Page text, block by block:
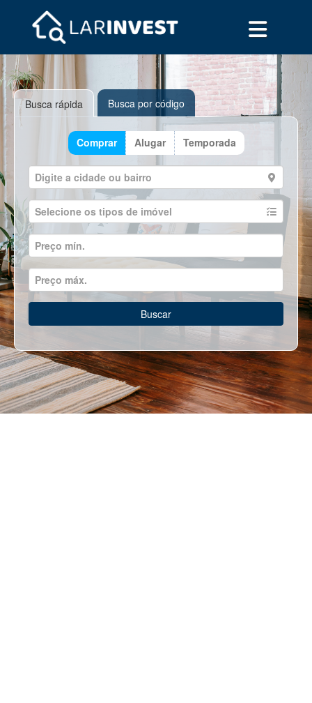
Busca rápida Busca por código
Comprar Alugar Temporada